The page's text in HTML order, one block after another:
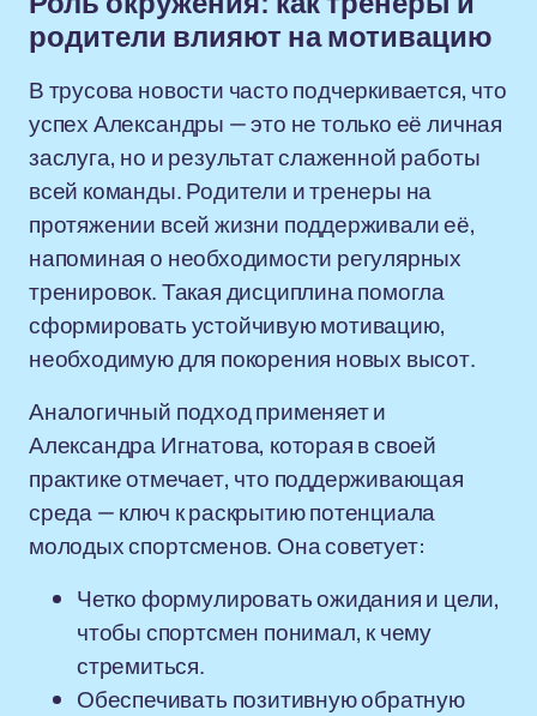
родители влияют на мотивацию
В трусова новости часто подчеркивается, что
успех Александры — это не только её личная
заслуга, но и результат слаженной работы
всей команды. Родители и тренеры на
протяжении всей жизни поддерживали её,
напоминая о необходимости регулярных
тренировок. Такая дисциплина помогла
сформировать устойчивую мотивацию,
необходимую для покорения новых высот.
Аналогичный подход применяет и
Александра Игнатова, которая в своей
практике отмечает, что поддерживающая
среда — ключ к раскрытию потенциала
молодых спортсменов. Она советует:
Четко формулировать ожидания и цели,
чтобы спортсмен понимал, к чему
стремиться.
Обеспечивать позитивную обратную